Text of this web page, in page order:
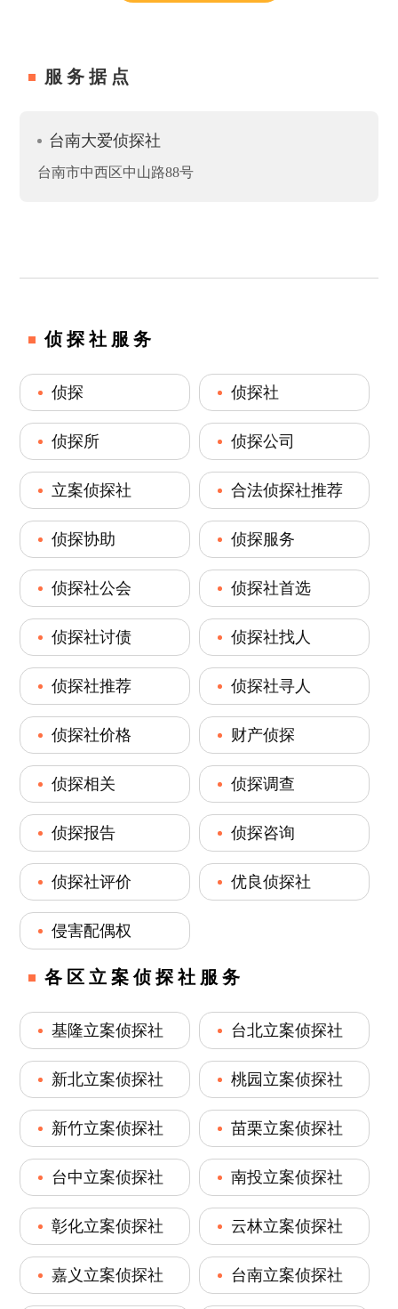
服务据点
台南大爱侦探社
台南市中西区中山路88号
侦探社服务
侦探 侦探社
侦探所 侦探公司
立案侦探社 合法侦探社推荐
侦探协助 侦探服务
侦探社公会 侦探社首选
侦探社讨债 侦探社找人
侦探社推荐 侦探社寻人
侦探社价格 财产侦探
侦探相关 侦探调查
侦探报告 侦探咨询
侦探社评价 优良侦探社
侵害配偶权
各区立案侦探社服务
基隆立案侦探社 台北立案侦探社
新北立案侦探社 桃园立案侦探社
新竹立案侦探社 苗栗立案侦探社
台中立案侦探社 南投立案侦探社
彰化立案侦探社 云林立案侦探社
嘉义立案侦探社 台南立案侦探社